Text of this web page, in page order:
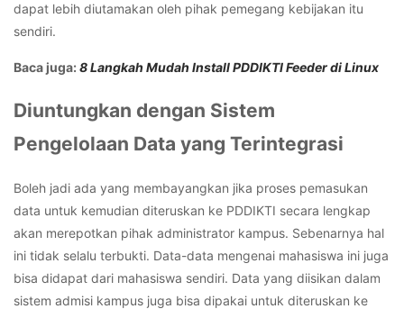
dapat lebih diutamakan oleh pihak pemegang kebijakan itu
sendiri.
Baca juga:8 Langkah Mudah Install PDDIKTI Feeder di Linux
Diuntungkan dengan Sistem
Pengelolaan Data yang Terintegrasi
Boleh jadi ada yang membayangkan jika proses pemasukan
data untuk kemudian diteruskan ke PDDIKTI secara lengkap
akan merepotkan pihak administrator kampus. Sebenarnya hal
ini tidak selalu terbukti. Data-data mengenai mahasiswa ini juga
bisa didapat dari mahasiswa sendiri. Data yang diisikan dalam
sistem admisi kampus juga bisa dipakai untuk diteruskan ke